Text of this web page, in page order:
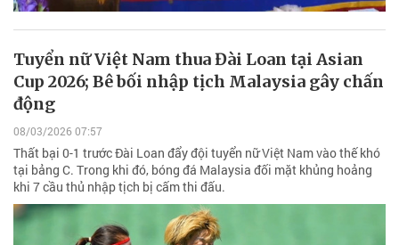
Tuyển nữ Việt Nam thua Đài Loan tại Asian
Cup 2026; Bê bối nhập tịch Malaysia gây chấn
động
08/03/2026 07:57
Thất bại 0-1 trước Đài Loan đẩy đội tuyển nữ Việt Nam vào thế khó
tại bảng C. Trong khi đó, bóng đá Malaysia đối mặt khủng hoảng
khi 7 cầu thủ nhập tịch bị cấm thi đấu.